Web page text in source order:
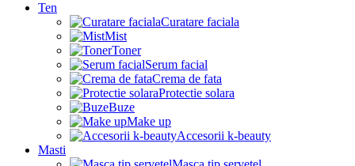
Ten
Curatare faciala
Mist
Toner
Serum facial
Crema de fata
Protectie solara
Buze
Make up
Accesorii k-beauty
Masti